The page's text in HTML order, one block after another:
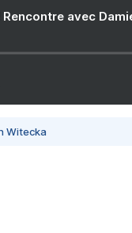
avec
Witecka